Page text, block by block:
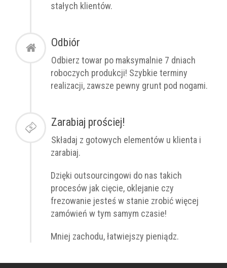
stałych klientów.
Odbiór
Odbierz towar po maksymalnie 7 dniach
roboczych produkcji! Szybkie terminy
realizacji, zawsze pewny grunt pod nogami.
Zarabiaj prościej!
Składaj z gotowych elementów u klienta i
zarabiaj.
Dzięki outsourcingowi do nas takich
procesów jak cięcie, oklejanie czy
frezowanie jesteś w stanie zrobić więcej
zamówień w tym samym czasie!
Mniej zachodu, łatwiejszy pieniądz.